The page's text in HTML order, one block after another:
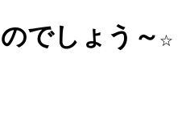
でしょう～ ☆